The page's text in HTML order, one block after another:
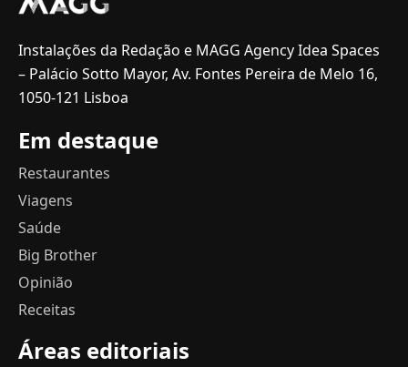
Instalações da Redação e MAGG Agency Idea Spaces
– Palácio Sotto Mayor, Av. Fontes Pereira de Melo 16,
1050-121 Lisboa
Em destaque
Restaurantes
Viagens
Saúde
Big Brother
Opinião
Receitas
Áreas editoriais